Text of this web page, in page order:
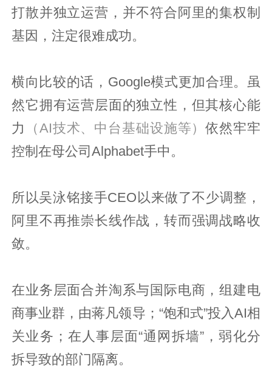
打散并独立运营，并不符合阿里的集权制
基因，注定很难成功。
横向比较的话，Google模式更加合理。虽
然它拥有运营层面的独立性，但其核心能
力
（AI技术、中台基础设施等）依然牢牢
控制在母公司Alphabet手中。
所以吴泳铭接手CEO以来做了不少调整，
阿里不再推崇长线作战，转而强调战略收
敛。
在业务层面合并淘系与国际电商，组建电
商事业群，由蒋凡领导；“饱和式”投入AI相
关业务；在人事层面“通网拆墙”，弱化分
拆导致的部门隔离。